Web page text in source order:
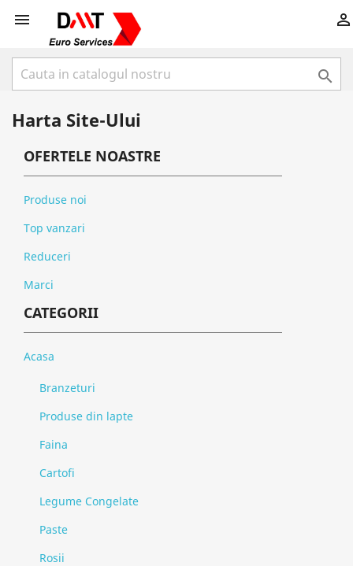
 

Harta Site-Ului
OFERTELE NOASTRE
Produse noi
Top vanzari
Reduceri
Marci
CATEGORII
Acasa
Branzeturi
Produse din lapte
Faina
Cartofi
Legume Congelate
Paste
Rosii